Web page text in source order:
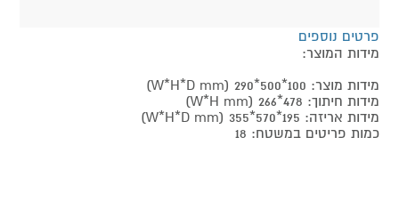
פרטים נוספים
מידות המוצר:
מידות מוצר: 100*500*290 (W*H*D mm)
מידות חיתוך: 478*266 (W*H mm)
מידות אריזה: 195*570*355 (W*H*D mm)
כמות פריטים במשטח: 18